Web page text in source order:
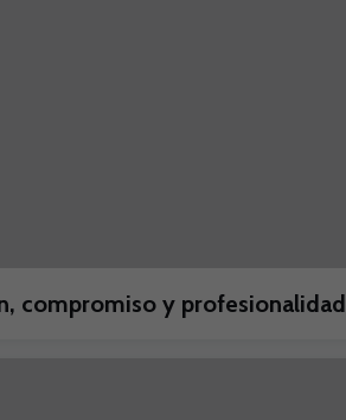
compromiso y profesionalidad